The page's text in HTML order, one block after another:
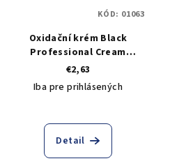
Oxidační krém Black
Professional Cream
Peroxide 20 VOL 6% - 250 ml
€2,63
Iba pre prihlásených
Detail
KÓD: 01063